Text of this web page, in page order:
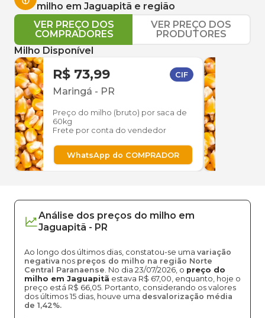
milho em Jaguapitã e região
VER PREÇO DOS
COMPRADORES
VER PREÇO DOS
PRODUTORES
Milho Disponível
R$ 73,99 CIF
Maringá - PR
Preço do milho (bruto) por saca de
60kg
Frete por conta do vendedor
WhatsApp do COMPRADOR
Análise dos preços do milho em
Jaguapitã - PR
Ao longo dos últimos dias, constatou-se uma variação
negativa nos preços do milho na região Norte
Central Paranaense. No dia 23/07/2026, o preço do
milho em Jaguapitã estava R$ 67,00, enquanto, hoje o
preço está R$ 66,05. Portanto, considerando os valores
dos últimos 15 dias, houve uma desvalorização média
de 1,42%.